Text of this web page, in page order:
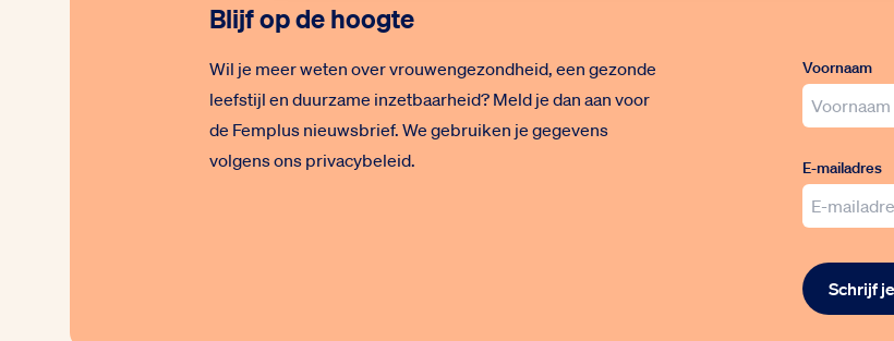
Blijf op de hoogte
Wil je meer weten over vrouwengezondheid, een gezonde
leefstijl en duurzame inzetbaarheid? Meld je dan aan voor
de Femplus nieuwsbrief. We gebruiken je gegevens
volgens onsprivacybeleid.
Voornaam
E-mailadres
Schrijf